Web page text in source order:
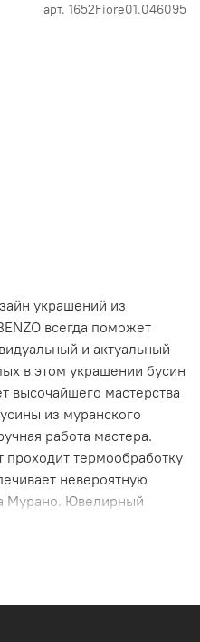
арт. 1652Fiore01.046095
украшений из
всегда поможет
и актуальный
в этом украшении бусин
высочайшего мастерства
из муранского
работа мастера.
термообработку
невероятную
Мурано. Ювелирный
вид. Муранское стекло -